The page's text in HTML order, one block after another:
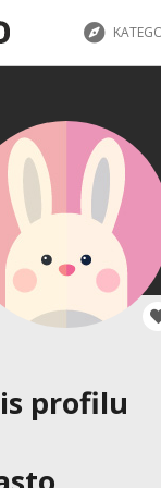
profilu